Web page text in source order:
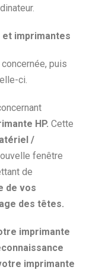
imprimantes
puis
ci.
HP. Cette
/
fenêtre
de
de vos
des têtes.
imprimante
imprimante